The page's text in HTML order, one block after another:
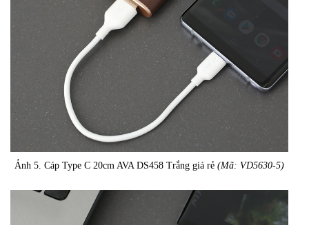
Ảnh 5. Cáp Type C 20cm AVA DS458 Trắng giá rẻ (Mã: VD5630-5)